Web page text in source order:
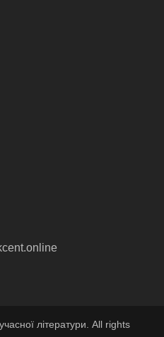
літератури. All rights